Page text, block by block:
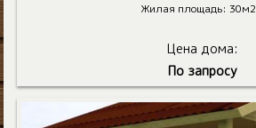
Жилая площадь: 30м2
Цена дома:
По запросу